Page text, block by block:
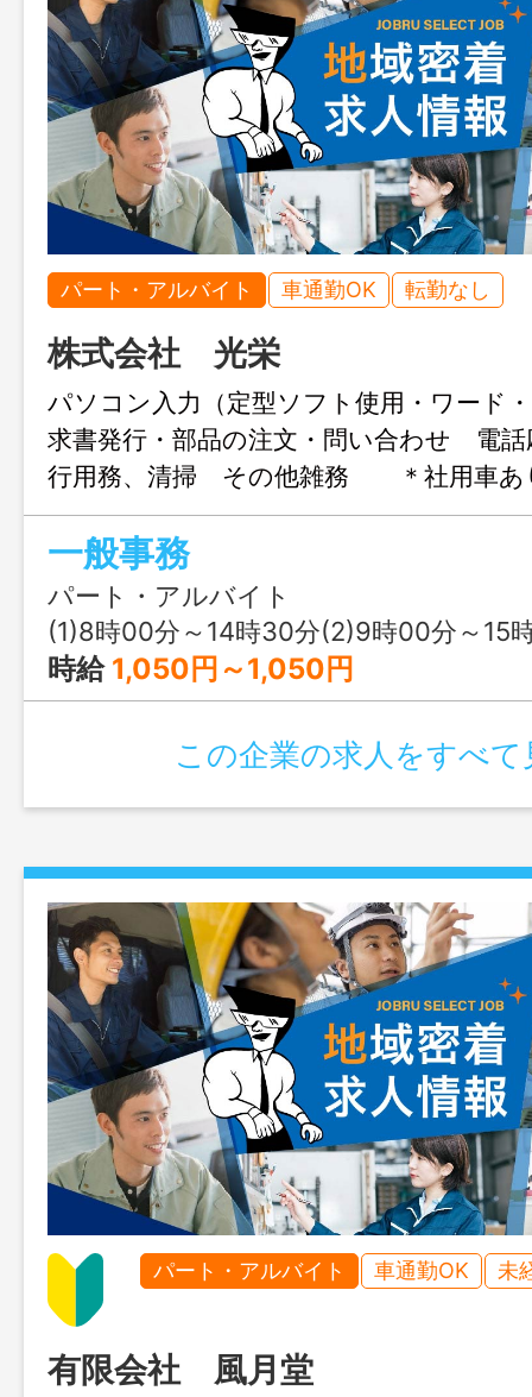
パート・アルバイト 車通勤OK 転勤なし
株式会社 光栄
パソコン入力（定型ソフト使用・ワード
求書発行・部品の注文・問い合わせ 電話
行用務、清掃 その他雑務 ＊社用車あ
使用する場合もありますが、ガソリン代
す） ＊業務詳細・その他は面接時
変更範囲：変更なし
一般事務
パート・アルバイト
(1)8時00分～14時30分(2)9時00分～15時30分
時給 1,050円～1,050円
この企業の求人をすべて
パート・アルバイト 車通勤OK 未
有限会社 風月堂